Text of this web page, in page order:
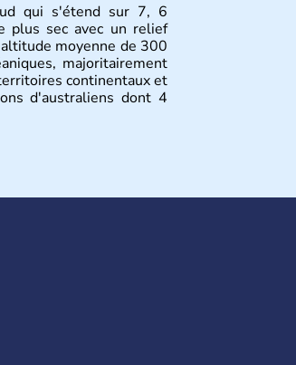
qui s'étend sur 7, 6
plus sec avec un relief
moyenne de 300
majoritairement
continentaux et
d'australiens dont 4
Bretagne revendique
de la fête nationale
placée sous le règne